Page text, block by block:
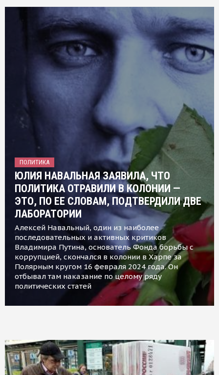
ПОЛИТИКА
ЮЛИЯ НАВАЛЬНАЯ ЗАЯВИЛА, ЧТО
ПОЛИТИКА ОТРАВИЛИ В КОЛОНИИ —
ЭТО, ПО ЕЕ СЛОВАМ, ПОДТВЕРДИЛИ ДВЕ
ЛАБОРАТОРИИ
Алексей Навальный, один из наиболее
последовательных и активных критиков
Владимира Путина, основатель Фонда борьбы с
коррупцией, скончался в колонии в Харпе за
Полярным кругом 16 февраля 2024 года. Он
отбывал там наказание по целому ряду
политических статей